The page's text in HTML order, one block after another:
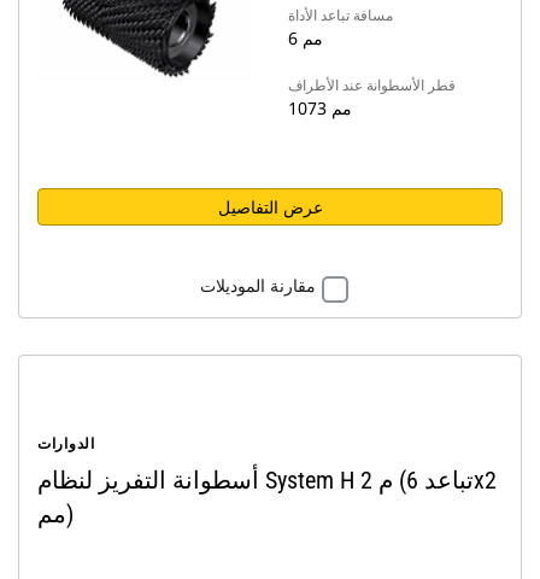
مسافة تباعد الأداة
6 مم
قطر الأسطوانة عند الأطراف
1073 مم
عرض التفاصيل
مقارنة الموديلات
الدوارات
أسطوانة التفريز لنظام System H 2 م (تباعد 6x2
مم)